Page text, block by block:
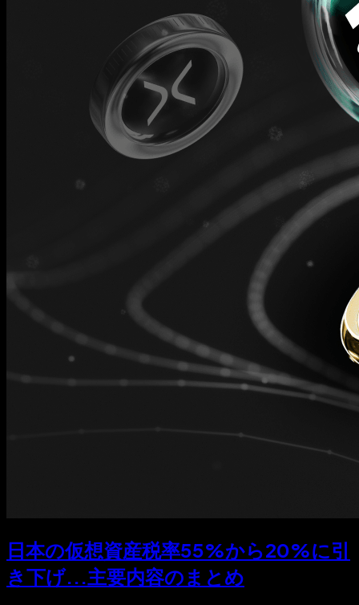
日本の仮想資産税率55%から20%に引
き下げ...主要内容のまとめ